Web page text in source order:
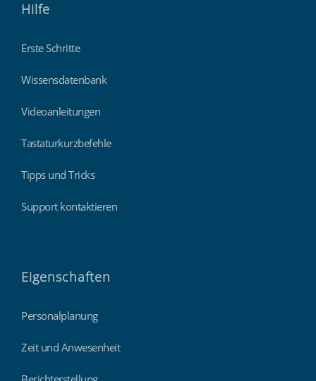
Hilfe
Erste Schritte
Wissensdatenbank
Videoanleitungen
Tastaturkurzbefehle
Tipps und Tricks
Support kontaktieren
Eigenschaften
Personalplanung
Zeit und Anwesenheit